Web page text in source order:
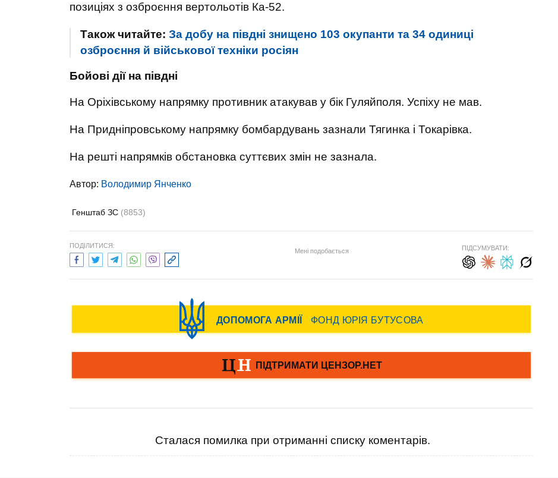
позиціях з озброєння вертольотів Ка-52.
Також читайте: За добу на півдні знищено 103 окупанти та 34 одиниці
озброєння й військової техніки росіян
Бойові дії на півдні
На Оріхівському напрямку противник атакував у бік Гуляйполя. Успіху не мав.
На Придніпровському напрямку бомбардувань зазнали Тягинка і Токарівка.
На решті напрямків обстановка суттєвих змін не зазнала.
Автор: Володимир Янченко
Генштаб ЗС (8853)
ПОДІЛИТИСЯ:
Мені подобається ПІДСУМУВАТИ:
Сталася помилка при отриманні списку коментарів.